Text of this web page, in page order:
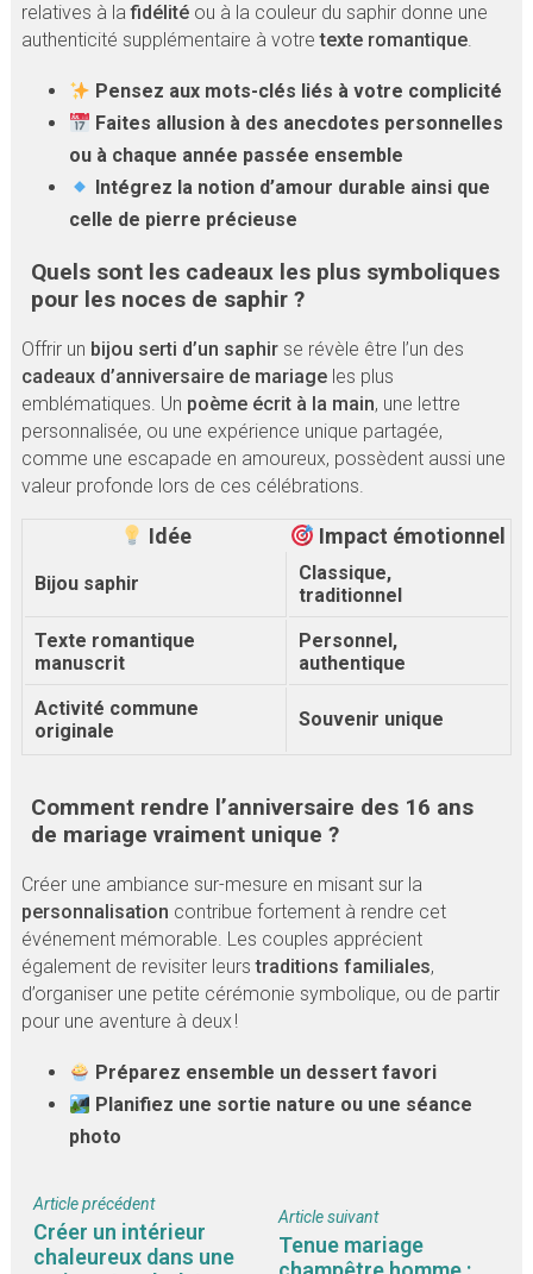
relatives à lafidélitéou à la couleur du saphir donne une
authenticité supplémentaire à votretexte romantique.
Pensez aux mots-clés liés à votre complicité
Faites allusion à des anecdotes personnelles
ou à chaque année passée ensemble
Intégrez la notion d’amour durable ainsi que
celle de pierre précieuse
Quels sont les cadeaux les plus symboliques
pour les noces de saphir ?
Offrir un bijou serti d’un saphirse révèle être l’un des
cadeaux d’anniversaire de mariageles plus
emblématiques. Un poème écrit à la main, une lettre
personnalisée, ou une expérience unique partagée,
comme une escapade en amoureux, possèdent aussi une
valeur profonde lors de ces célébrations.
Idée Impact émotionnel
Bijou saphir
Classique,
traditionnel
Texte romantique
manuscrit
Personnel,
authentique
Activité commune
originale
Souvenir unique
Comment rendre l’anniversaire des 16 ans
de mariage vraiment unique ?
Créer une ambiance sur-mesure en misant sur la
personnalisation contribue fortement à rendre cet
événement mémorable. Les couples apprécient
également de revisiter leurstraditions familiales,
d’organiser une petite cérémonie symbolique, ou de partir
pour une aventure à deux !
Préparez ensemble un dessert favori
Planifiez une sortie nature ou une séance
photo
Article précédent
Créer un intérieur
chaleureux dans une
Article suivant
Tenue mariage